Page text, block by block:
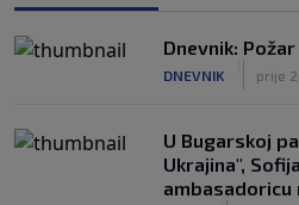
prije 2
Infantino
NOGOMET
|
prije
Dnevnik:
DNEVNIK prije
U Bugarskoj
Ukrajina",